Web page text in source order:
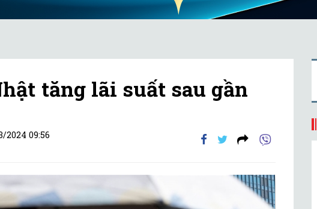
tăng lãi suất sau gần
2024 09:56